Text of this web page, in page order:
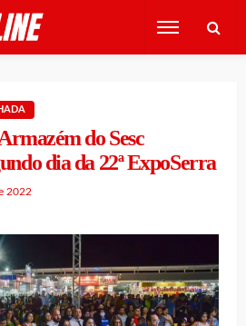
do Sesc
dia da 22ª ExpoSerra
2022